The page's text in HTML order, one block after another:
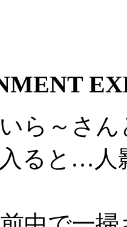
ら～さ
ると…人